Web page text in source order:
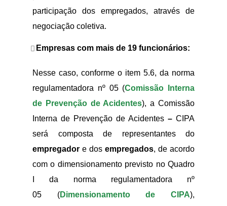
participação dos empregados, através de
negociação coletiva.
Empresas com mais de 19 funcionários:
Nesse caso, conforme o item 5.6, da norma
regulamentadora nº 05 (Comissão Interna
de Prevenção de Acidentes), a Comissão
Interna de Prevenção de Acidentes – CIPA
será composta de representantes do
empregador e dos empregados, de acordo
com o dimensionamento previsto no Quadro
I da norma regulamentadora nº
05 (Dimensionamento de CIPA),